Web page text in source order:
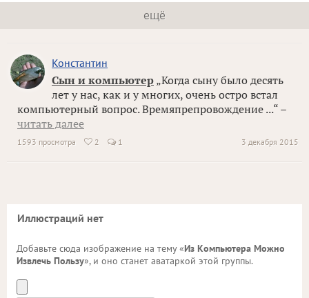
ещё
Константин
Сын и компьютер „Когда сыну было десять
лет у нас, как и у многих, очень остро встал
компьютерный вопрос. Времяпрепровождение ...“ –
читать далее
3 декабря 2015
1593 просмотра  2 1
Иллюстраций нет
Добавьте сюда изображение на тему «Из Компьютера Можно
Извлечь Пользу», и оно станет аватаркой этой группы.